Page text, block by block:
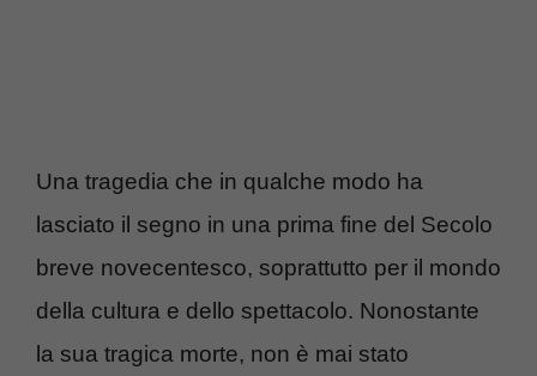
Una tragedia che in qualche modo ha
lasciato il segno in una prima fine del Secolo
breve novecentesco, soprattutto per il mondo
della cultura e dello spettacolo. Nonostante
la sua tragica morte, non è mai stato